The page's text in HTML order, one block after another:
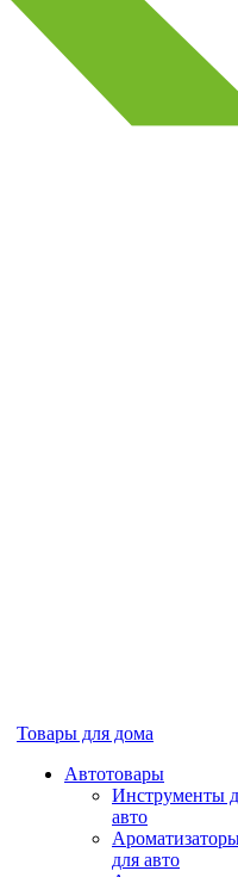
Товары для дома
Автотовары
Инструменты
авто
для авто